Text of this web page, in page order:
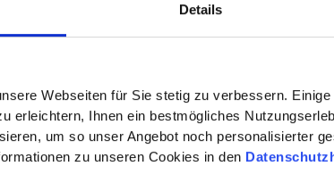
Details
Webseiten für Sie stetig zu verbessern.
erleichtern, Ihnen ein bestmögliches
um so unser Angebot noch personalisierter
zu unseren Cookies in den
„Software Solutions for Commercial Vehicles“